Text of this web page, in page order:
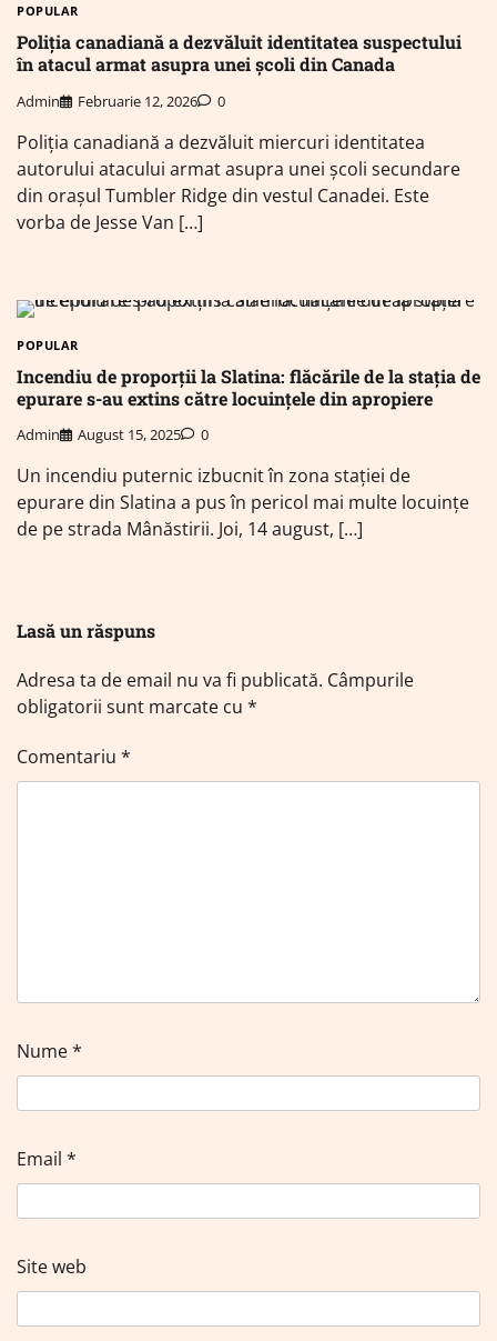
POPULAR
Poliția canadiană a dezvăluit identitatea suspectului
în atacul armat asupra unei școli din Canada
Admin Februarie 12, 2026 0
Poliția canadiană a dezvăluit miercuri identitatea
autorului atacului armat asupra unei școli secundare
din orașul Tumbler Ridge din vestul Canadei. Este
vorba de Jesse Van […]
POPULAR
Incendiu de proporții la Slatina: flăcările de la stația de
epurare s-au extins către locuințele din apropiere
Admin August 15, 2025 0
Un incendiu puternic izbucnit în zona stației de
epurare din Slatina a pus în pericol mai multe locuințe
de pe strada Mânăstirii. Joi, 14 august, […]
Lasă un răspuns
Adresa ta de email nu va fi publicată. Câmpurile
obligatorii sunt marcate cu *
Comentariu *
Nume*
Email *
Site web